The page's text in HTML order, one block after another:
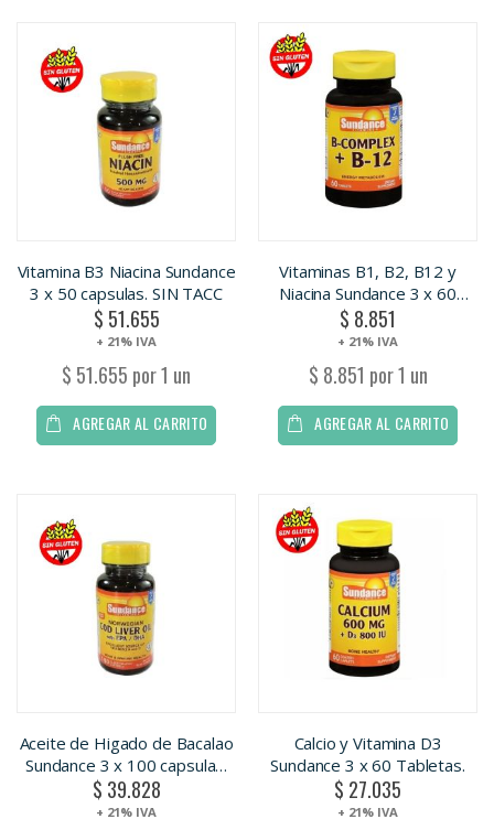
Vitamina B3 Niacina Sundance
3 x 50 capsulas. SIN TACC
$ 51.655
+ 21% IVA
$ 51.655 por 1 un
AGREGAR AL CARRITO
Vitaminas B1, B2, B12 y
Niacina Sundance 3 x 60
Tabletas.
$ 8.851
+ 21% IVA
$ 8.851 por 1 un
AGREGAR AL CARRITO
Aceite de Higado de Bacalao
Sundance 3 x 100 capsulas.
SIN TACC
$ 39.828
+ 21% IVA
Calcio y Vitamina D3
Sundance 3 x 60 Tabletas.
$ 27.035
+ 21% IVA